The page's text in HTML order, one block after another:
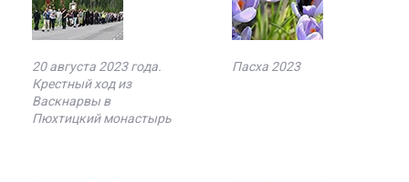
20 августа 2023 года.
Крестный ход из
Васкнарвы в
Пюхтицкий монастырь
Пасха 2023